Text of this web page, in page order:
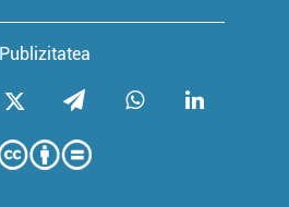
Publizitatea